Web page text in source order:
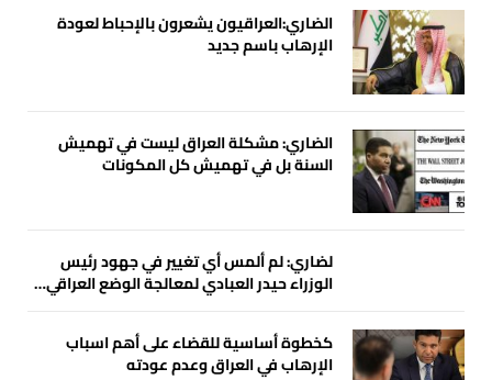
الضاري:العراقيون يشعرون بالإحباط لعودة
الإرهاب باسم جديد
الضاري: مشكلة العراق ليست في تهميش
السنة بل في تهميش كل المكونات
لضاري: لم ألمس أي تغيير في جهود رئيس
الوزراء حيدر العبادي لمعالجة الوضع العراقي…
كخطوة أساسية للقضاء على أهم اسباب
الإرهاب في العراق وعدم عودته